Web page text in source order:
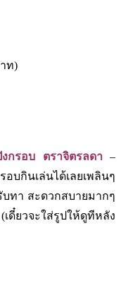
ท)
กรอบ ตราจิตรลดา–
กินเล่นได้เลยเพลินๆ
ทา สะดวกสบายมากๆ
ดี๋ยวจะใส่รูปให้ดูทีหลัง